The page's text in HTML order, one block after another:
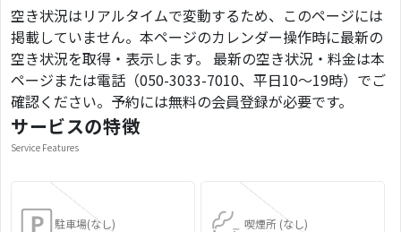
空き状況はリアルタイムで変動するため、このページには
掲載していません。本ページのカレンダー操作時に最新の
空き状況を取得・表示します。 最新の空き状況・料金は本
ページまたは電話（050-3033-7010、平日10〜19時）でご
確認ください。予約には無料の会員登録が必要です。
サービスの特徴
Service Features
駐車場(なし) 喫煙所 (なし)